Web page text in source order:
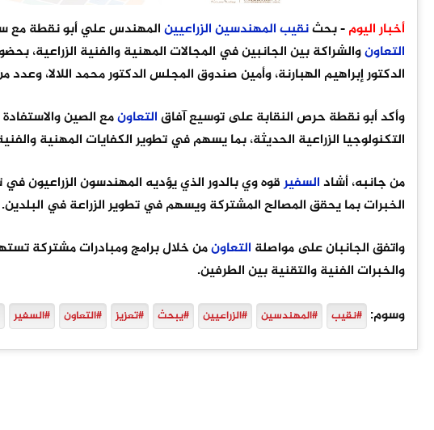
أخبار اليوم- بحثنقيبالمهندسينالزراعيينالمهندس علي أبو نقطة مع
التعاونوالشراكة بين الجانبين في المجالات المهنية والفنية
الدكتور إبراهيم الهبارنة، وأمين صندوق المجلس الدكتور محمد اللالا، وعدد
وأكد أبو نقطة حرص النقابة على توسيع آفاقالتعاونمع الصين
التكنولوجيا الزراعية الحديثة، بما يسهم في تطوير الكفايات المهنية
من جانبه، أشادالسفيرقوه وي بالدور الذي يؤديه المهندسون الزراعيون في
الخبرات بما يحقق المصالح المشتركة ويسهم في تطوير الزراعة في البلدين.
واتفق الجانبان على مواصلة التعاونمن خلال برامج ومبادرات مشتركة
والخبرات الفنية والتقنية بين الطرفين.
وسوم: #نقيب #المهندسين #الزراعيين #يبحث #تعزيز #التعاون #السفير